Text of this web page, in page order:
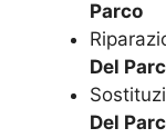
Parco
Del
Del